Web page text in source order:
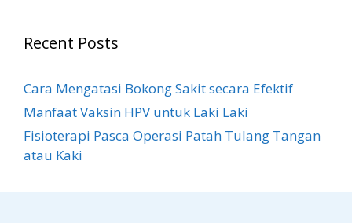
Recent Posts
Cara Mengatasi Bokong Sakit​ secara Efektif
Manfaat Vaksin HPV untuk Laki Laki
Fisioterapi Pasca Operasi Patah Tulang Tangan
atau Kaki